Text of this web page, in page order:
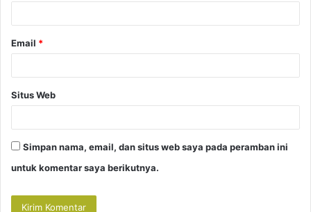
Email *
Situs Web
Simpan nama, email, dan situs web saya pada peramban ini
untuk komentar saya berikutnya.